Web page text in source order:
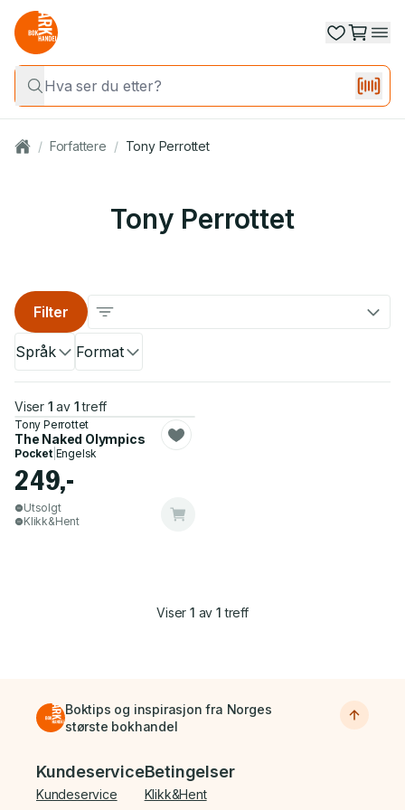
/ Forfattere / Tony Perrottet
Tony Perrottet
Språk Format
Filter
Viser 1 av 1 treff
Tony Perrottet
The Naked Olympics
Pocket| Engelsk
249,-
Utsolgt
Klikk&Hent
Viser1 av 1 treff
Boktips og inspirasjon fra Norges
største bokhandel
Bunnmeny
Kundeservice
Kundeservice
Betingelser
Klikk&Hent